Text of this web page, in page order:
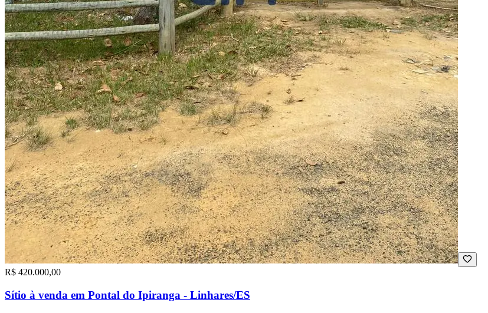
R$ 420.000,00
Sítio à venda em Pontal do Ipiranga - Linhares/ES